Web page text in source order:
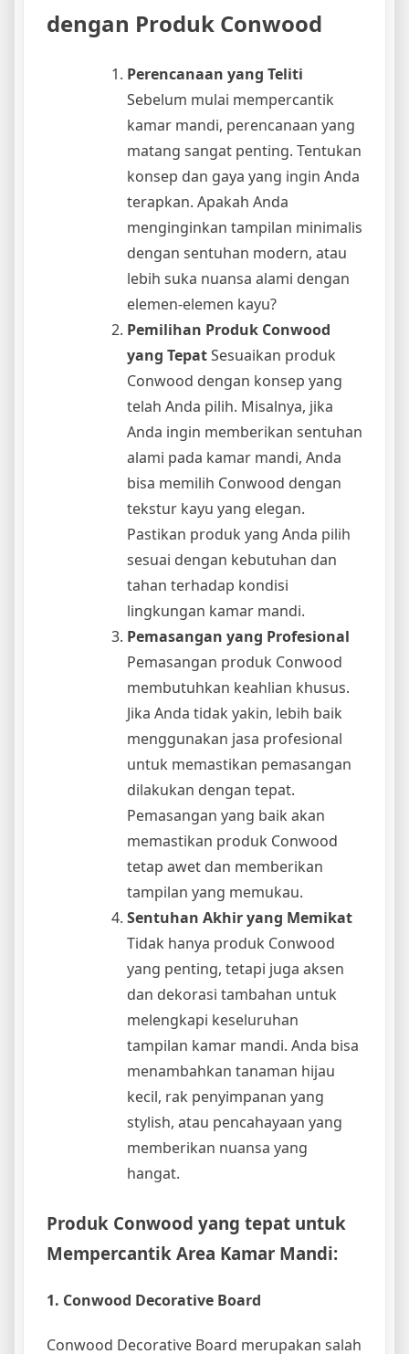
dengan Produk Conwood
Perencanaan yang Teliti
Sebelum mulai mempercantik
kamar mandi, perencanaan yang
matang sangat penting. Tentukan
konsep dan gaya yang ingin Anda
terapkan. Apakah Anda
menginginkan tampilan minimalis
dengan sentuhan modern, atau
lebih suka nuansa alami dengan
elemen-elemen kayu?
Pemilihan Produk Conwood
yang TepatSesuaikan produk
Conwood dengan konsep yang
telah Anda pilih. Misalnya, jika
Anda ingin memberikan sentuhan
alami pada kamar mandi, Anda
bisa memilih Conwood dengan
tekstur kayu yang elegan.
Pastikan produk yang Anda pilih
sesuai dengan kebutuhan dan
tahan terhadap kondisi
lingkungan kamar mandi.
Pemasangan yang Profesional
Pemasangan produk Conwood
membutuhkan keahlian khusus.
Jika Anda tidak yakin, lebih baik
menggunakan jasa profesional
untuk memastikan pemasangan
dilakukan dengan tepat.
Pemasangan yang baik akan
memastikan produk Conwood
tetap awet dan memberikan
tampilan yang memukau.
Sentuhan Akhir yang Memikat
Tidak hanya produk Conwood
yang penting, tetapi juga aksen
dan dekorasi tambahan untuk
melengkapi keseluruhan
tampilan kamar mandi. Anda bisa
menambahkan tanaman hijau
kecil, rak penyimpanan yang
stylish, atau pencahayaan yang
memberikan nuansa yang
hangat.
Produk Conwood yang tepat untuk
Mempercantik Area Kamar Mandi:
1. Conwood Decorative Board
Conwood Decorative Board merupakan salah